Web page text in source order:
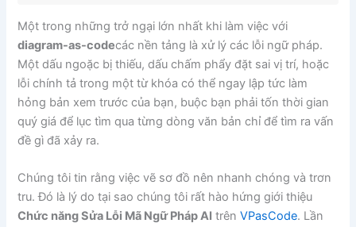
Một trong những trở ngại lớn nhất khi làm việc với
diagram-as-codecác nền tảng là xử lý các lỗi ngữ pháp.
Một dấu ngoặc bị thiếu, dấu chấm phẩy đặt sai vị trí, hoặc
lỗi chính tả trong một từ khóa có thể ngay lập tức làm
hỏng bản xem trước của bạn, buộc bạn phải tốn thời gian
quý giá để lục tìm qua từng dòng văn bản chỉ để tìm ra vấn
đề gì đã xảy ra.
Chúng tôi tin rằng việc vẽ sơ đồ nên nhanh chóng và trơn
tru. Đó là lý do tại sao chúng tôi rất hào hứng giới thiệu
Chức năng Sửa Lỗi Mã Ngữ Pháp AI trênVPasCode. Lần